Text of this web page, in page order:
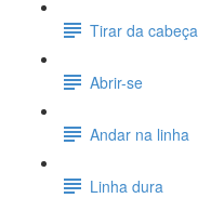
Tirar da cabeça
Abrir-se
Andar na linha
Linha dura